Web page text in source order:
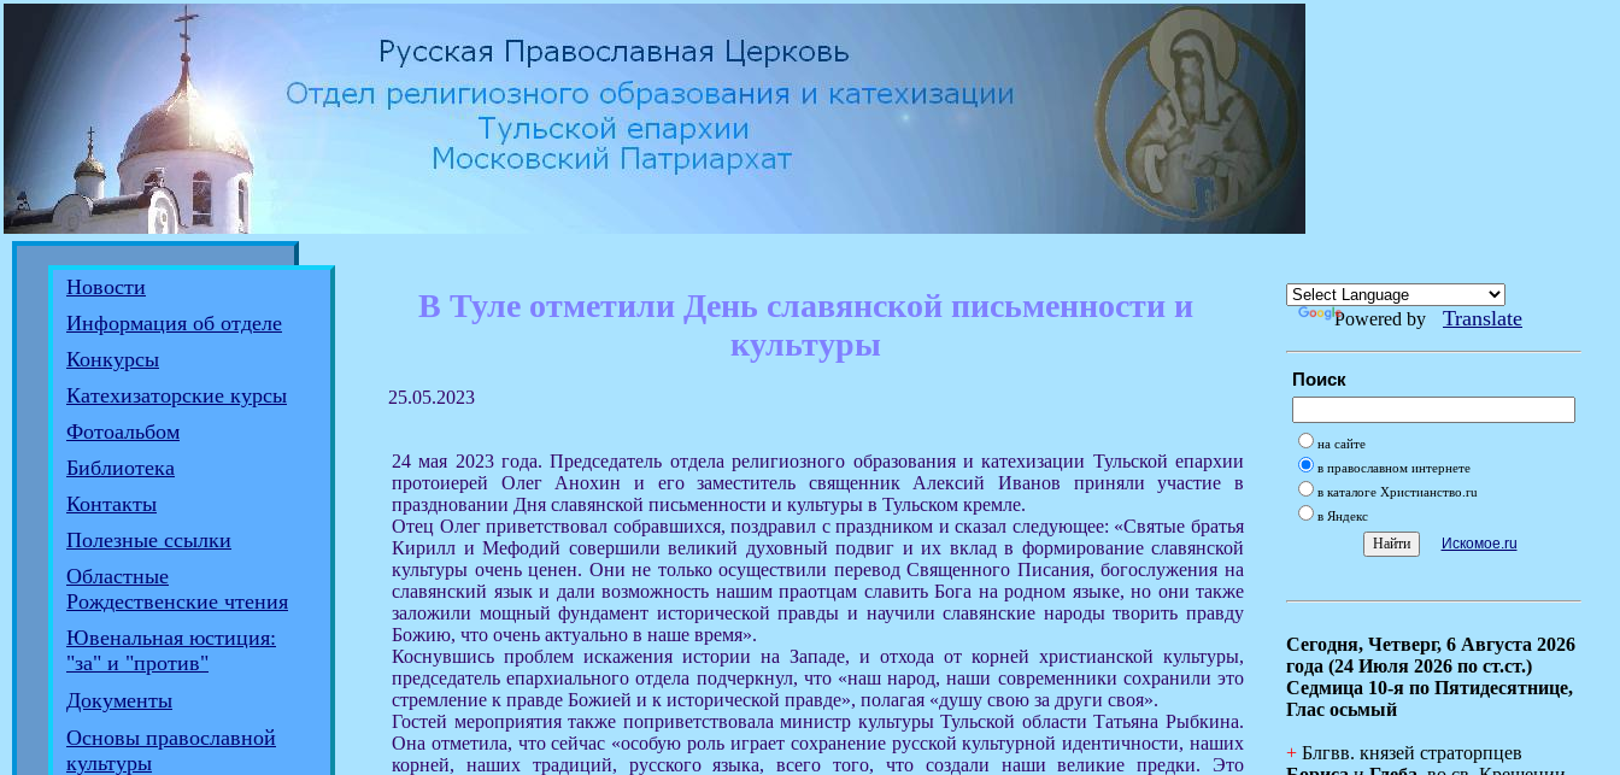
Новости
Информация об отделе
Конкурсы
Катехизаторские курсы
Фотоальбом
Библиотека
Контакты
Полезные ссылки
Областные
Рождественские чтения
Ювенальная юстиция:
"за" и "против"
Документы
Основы православной
культуры
В Туле отметили День славянской письменности и
культуры
25.05.2023
24 мая 2023 года. Председатель отдела религиозного образования и катехизации Тульской епархии
протоиерей Олег Анохин и его заместитель священник Алексий Иванов приняли участие в
праздновании Дня славянской письменности и культуры в Тульском кремле.
Отец Олег приветствовал собравшихся, поздравил с праздником и сказал следующее: «Святые братья
Кирилл и Мефодий совершили великий духовный подвиг и их вклад в формирование славянской
культуры очень ценен. Они не только осуществили перевод Священного Писания, богослужения на
славянский язык и дали возможность нашим праотцам славить Бога на родном языке, но они также
заложили мощный фундамент исторической правды и научили славянские народы творить правду
Божию, что очень актуально в наше время».
Коснувшись проблем искажения истории на Западе, и отхода от корней христианской культуры,
председатель епархиального отдела подчеркнул, что «наш народ, наши современники сохранили это
стремление к правде Божией и к исторической правде», полагая «душу свою за други своя».
Гостей мероприятия также поприветствовала министр культуры Тульской области Татьяна Рыбкина.
Она отметила, что сейчас «особую роль играет сохранение русской культурной идентичности, наших
корней, наших традиций, русского языка, всего того, что создали наши великие предки. Это
Powered by Translate
Поиск
на сайте
в православном интернете
в каталоге Христианство.ru
в Яндекс
Искомое.ru
Сегодня, Четверг, 6 Августа 2026
года (24 Июля 2026 по ст.ст.)
Седмица 10-я по Пятидесятнице,
Глас осьмый
+ Блгвв. князей страторпцев